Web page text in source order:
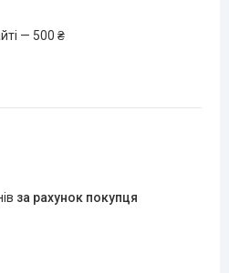
— 500 ₴
за рахунок покупця